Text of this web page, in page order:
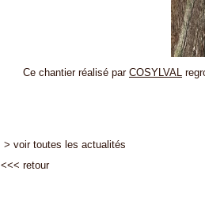
Ce chantier réalisé par COSYLVAL
> voir toutes les actualités
<<< retour